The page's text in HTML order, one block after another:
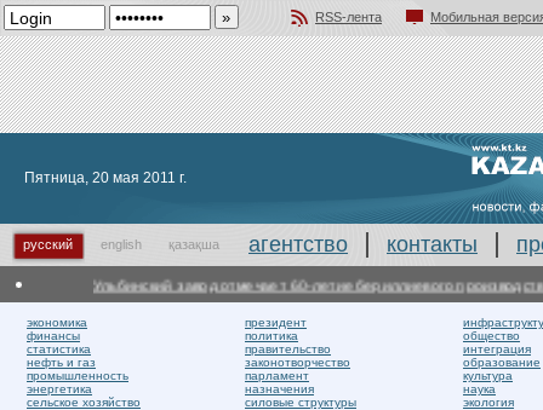
RSS-лента
Мобильная
Пятница, 20 мая 2011 г.
русский english қазақша агентство контакты
Ульбинский завод отмечает 60-летие бериллиевого производства
экономика
финансы
статистика
нефть и газ
промышленность
энергетика
сельское хозяйство
президент
политика
правительство
законотворчество
парламент
назначения
силовые структуры
общество
интеграция
образование
культура
наука
экология